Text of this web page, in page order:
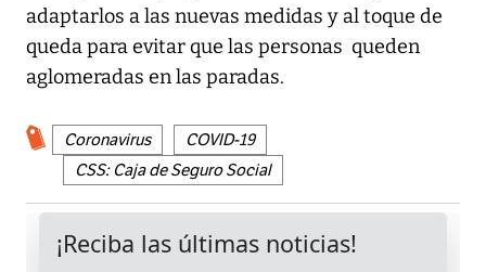
adaptarlos a las nuevas medidas y al toque de
queda para evitar que las personas queden
aglomeradas en las paradas.
Coronavirus
COVID-19
CSS: Caja de Seguro Social